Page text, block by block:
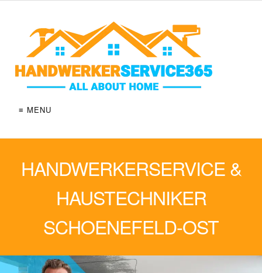
≡ MENU
HANDWERKERSERVICE &
HAUSTECHNIKER
SCHOENEFELD-OST